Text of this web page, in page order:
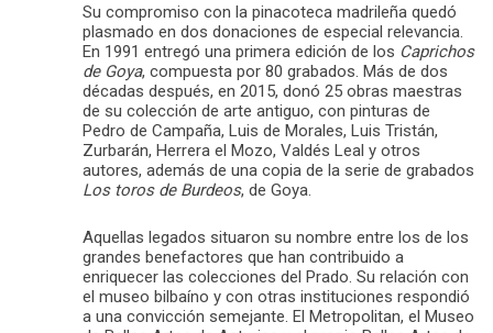
Su compromiso con la pinacoteca madrileña quedó
plasmado en dos donaciones de especial relevancia.
En 1991 entregó una primera edición de los Caprichos
de Goya, compuesta por 80 grabados. Más de dos
décadas después, en 2015, donó 25 obras maestras
de su colección de arte antiguo, con pinturas de
Pedro de Campaña, Luis de Morales, Luis Tristán,
Zurbarán, Herrera el Mozo, Valdés Leal y otros
autores, además de una copia de la serie de grabados
Los toros de Burdeos, de Goya.
Aquellas legados situaron su nombre entre los de los
grandes benefactores que han contribuido a
enriquecer las colecciones del Prado. Su relación con
el museo bilbaíno y con otras instituciones respondió
a una convicción semejante. El Metropolitan, el Museo